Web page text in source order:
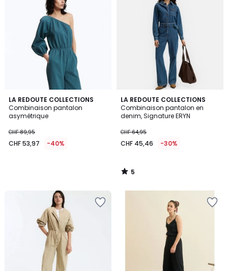
LA REDOUTE COLLECTIONS
Combinaison pantalon
asymétrique
CHF 89,95
CHF 53,97 -40%
LA REDOUTE COLLECTIONS
Combinaison pantalon en
denim, Signature ERYN
CHF 64,95
CHF 45,46 -30%
5
/
5
5
/